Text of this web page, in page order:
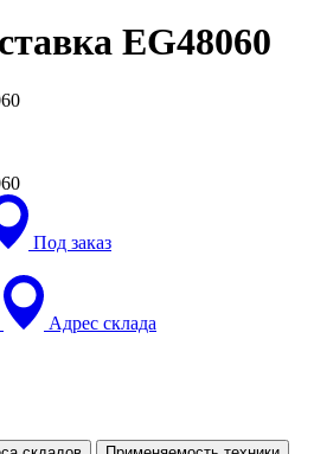
EG48060
Под заказ
Адрес склада